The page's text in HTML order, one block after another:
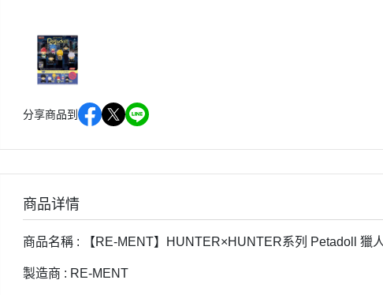
分享商品到
商品详情
商品名稱 : 【RE-MENT】HUNTER×HUNTER系列 Petadoll 獵
製造商 : RE-MENT